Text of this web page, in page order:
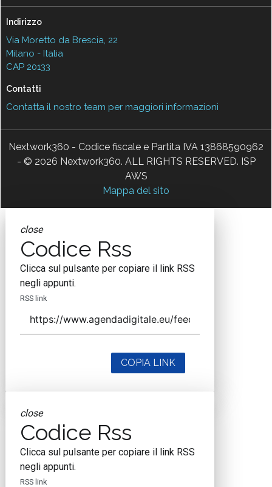
Indirizzo
Via Moretto da Brescia, 22
Milano - Italia
CAP 20133
Contatti
Contatta il nostro team per maggiori informazioni
Nextwork360 - Codice fiscale e Partita IVA 13868590962
- © 2026 Nextwork360. ALL RIGHTS RESERVED. ISP
AWS
Mappa del sito
close
Codice Rss
Clicca sul pulsante per copiare il link RSS
negli appunti.
RSS link
COPIA LINK
close
Codice Rss
Clicca sul pulsante per copiare il link RSS
negli appunti.
RSS link